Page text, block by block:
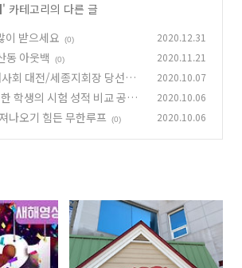
' 카테고리의 다른 글
이 받으세요
(0) 2020.12.31
동 아웃백 (0) 2020.11.21
회 대전/세종지회장 당선에
(0)
2020.10.07
학생의 시험 성적 비교 공감 2020.10.06
남자들이 절대 빠져나오기 힘든 무한루프 (0) 2020.10.06